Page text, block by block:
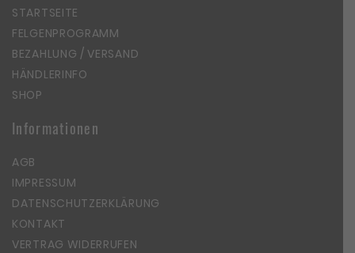
STARTSEITE
FELGENPROGRAMM
BEZAHLUNG / VERSAND
HÄNDLERINFO
SHOP
Informationen
AGB
IMPRESSUM
DATENSCHUTZERKLÄRUNG
KONTAKT
VERTRAG WIDERRUFEN